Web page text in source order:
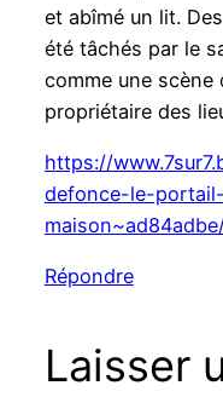
et abîmé un lit.
été tâchés par le
comme une scène
propriétaire des
https://
defonce-le-
Répondre
Laisser